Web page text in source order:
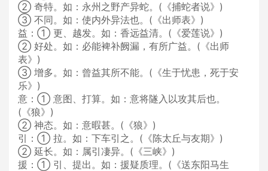
② 奇特。如：永州之野产异蛇。(《捕蛇者说》)
③ 不同。如：使内外异法也。(《出师表》)
益：① 更、越发。如：香远益清。(《爱莲说》)
② 好处。如：必能裨补阙漏，有所广益。(《出师
表》)
③ 增多。如：曾益其所不能。(《生于忧患，死于安
乐》)
意：① 意图、打算。如：意将隧入以攻其后也。
(《狼》)
② 神态。如：意暇甚。(《狼》)
引：① 拉。如：下车引之。(《陈太丘与友期》)
② 延长。如：属引凄异。(《三峡》)
援：① 引、提出。如：援疑质理。(《送东阳马生